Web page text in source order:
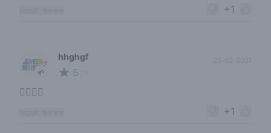
+1
🌱
hhghgf
5
👍🏼👍🏼
+1